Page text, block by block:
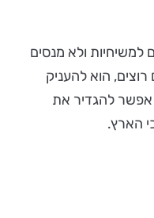
למשיחיות ולא מנסים
הוא להעניק
אפשר להגדיר את
הארץ.